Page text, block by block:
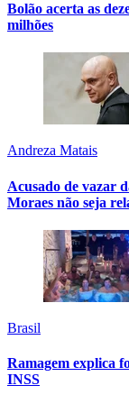
Bolão acerta as
milhões
Andreza Matais
Acusado de vazar
Moraes não seja
Brasil
Ramagem explica
INSS